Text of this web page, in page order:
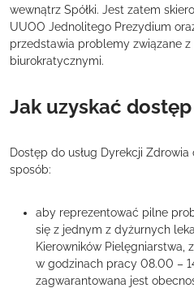
wewnątrz Spółki. Jest zatem
UUOO Jednolitego Prezydium
przedstawia problemy związane
biurokratycznymi.
Jak uzyskać dostęp
Dostęp do usług Dyrekcji
sposób:
aby reprezentować pilne
się z jednym z dyżurnych
Kierowników Pielęgniarstwa,
w godzinach pracy 08.00 –
zagwarantowana jest